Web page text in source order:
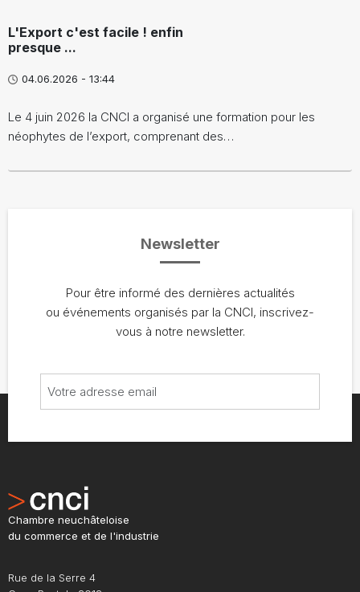
L'Export c'est facile ! enfin
presque ...
04.06.2026 - 13:44
Le 4 juin 2026 la CNCI a organisé une formation pour les
néophytes de l’export, comprenant des…
Newsletter
Pour être informé des dernières actualités
ou événements organisés par la CNCI, inscrivez-
vous à notre newsletter.
Chambre neuchâteloise
du commerce et de l'industrie
Rue de la Serre 4